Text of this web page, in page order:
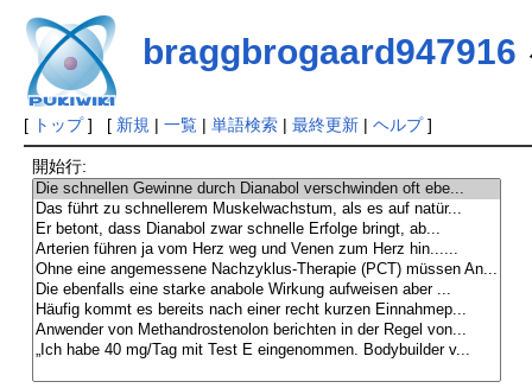
braggbrogaard947916
[ トップ] [ 新規 | 一覧| 単語検索| 最終更新| ヘルプ]
開始行: